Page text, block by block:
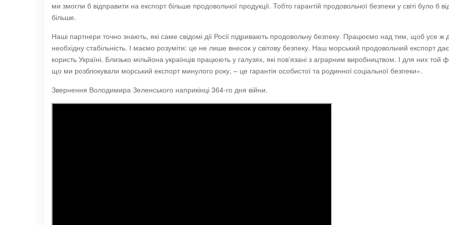
ми змогли б відправити на експорт більше продовольчої продукції. Тобто гарантій продовольчої безпеки у світі було б
більше.
Наші партнери точно знають, які саме свідомі дії Росії підривають продовольчу безпеку. Працюємо над тим, щоб усе ж
необхідну стабільність. І маємо розуміти: це не лише внесок у світову безпеку. Наш морський продовольчий експорт дає
користь Україні. Близько мільйона українців працюють у галузях, які повʼязані з аграрним виробництвом. І для них той
що ми розблокували морський експорт минулого року, – це гарантія особистої та родинної соціальної безпеки».
Звернення Володимира Зеленського наприкінці 364-го дня війни.